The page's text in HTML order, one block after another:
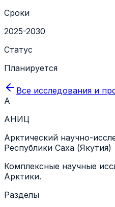
Сроки
2025-2030
Статус
Планируется
Все исследования и
А
АНИЦ
Арктический научно-
Республики Саха (Якутия)
Комплексные научные
Арктики.
Разделы